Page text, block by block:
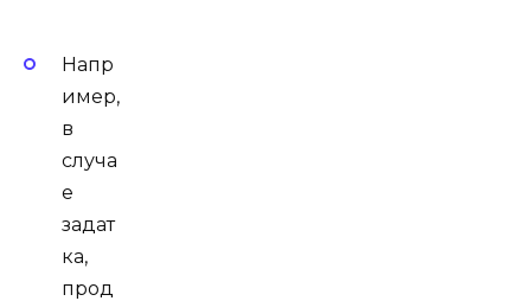
Напр
имер,
в
случа
е
задат
ка,
прод